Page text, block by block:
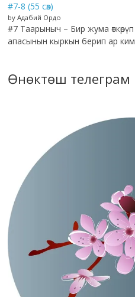
#7-8 (55 сөз)
by Адабий Ордо
#7 Таарыныч – Бир жума
апасынын кыркын берип ар ким
Өнөктөш телеграм